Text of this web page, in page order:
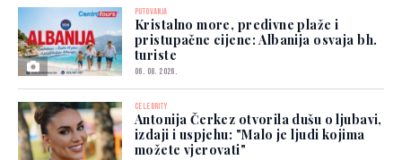
PUTOVANJA
Kristalno more, predivne plaže i
pristupačne cijene: Albanija osvaja bh.
turiste
06. 08. 2026.
CELEBRITY
Antonija Čerkez otvorila dušu o ljubavi,
izdaji i uspjehu: "Malo je ljudi kojima
možete vjerovati"